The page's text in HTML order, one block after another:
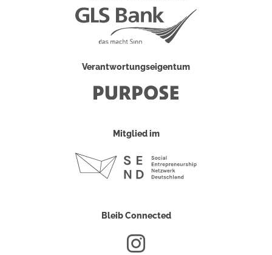
Verantwortungseigentum
Mitglied im
Bleib Connected